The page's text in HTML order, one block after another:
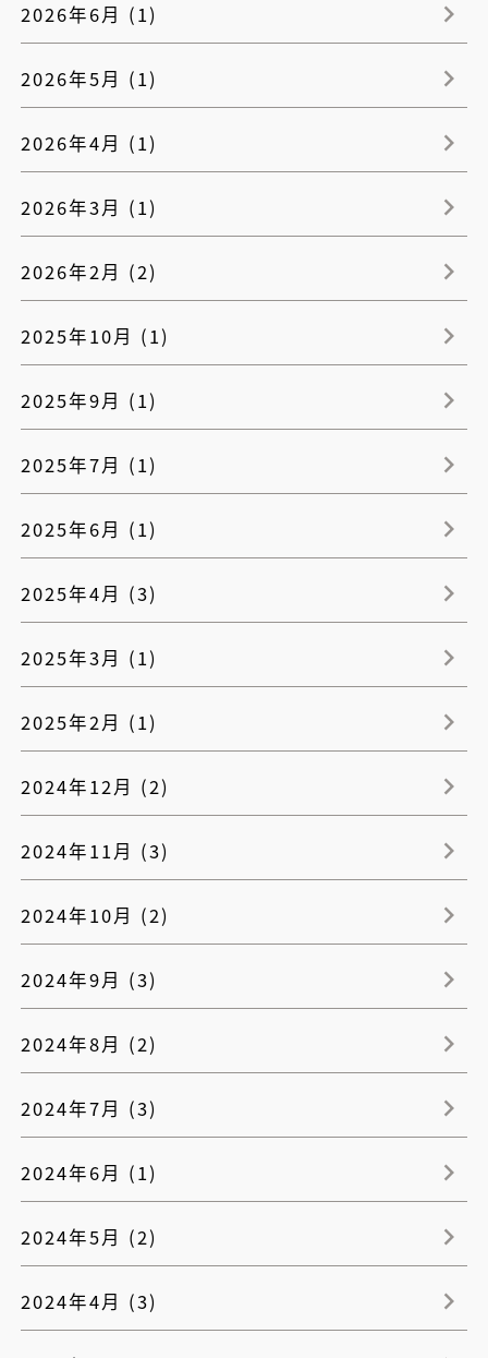
2026年6月 (1)
2026年5月 (1)
2026年4月 (1)
2026年3月 (1)
2026年2月 (2)
2025年10月 (1)
2025年9月 (1)
2025年7月 (1)
2025年6月 (1)
2025年4月 (3)
2025年3月 (1)
2025年2月 (1)
2024年12月 (2)
2024年11月 (3)
2024年10月 (2)
2024年9月 (3)
2024年8月 (2)
2024年7月 (3)
2024年6月 (1)
2024年5月 (2)
2024年4月 (3)